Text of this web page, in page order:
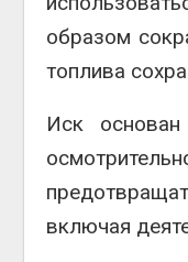
образом
топлива
Иск
включая